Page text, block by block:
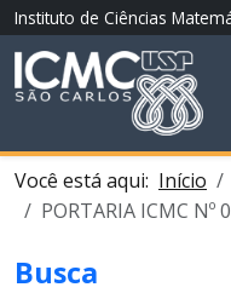
Instituto de Ciências
Você está aqui: Início
PORTARIA ICMC Nº
Busca